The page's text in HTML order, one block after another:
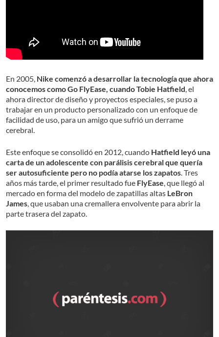
En 2005, Nike comenzó a desarrollar la tecnología que ahora
conocemos como Go FlyEase, cuando Tobie Hatfield , el
ahora director de diseño y proyectos especiales, se puso a
trabajar en un producto personalizado con un enfoque de
facilidad de uso, para un amigo que sufrió un derrame
cerebral.
Este enfoque se consolidó en 2012, cuando Hatfield leyó una
carta de un adolescente con parálisis cerebral que quería
ser autosuficiente pero no podía atarse los zapatos . Tres
años más tarde, el primer resultado fue FlyEase , que llegó al
mercado en forma del modelo de zapatillas altas LeBron
James , que usaban una cremallera envolvente para abrir la
parte trasera del zapato.